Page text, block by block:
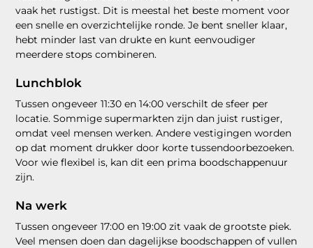
vaak het rustigst. Dit is meestal het beste moment voor
een snelle en overzichtelijke ronde. Je bent sneller klaar,
hebt minder last van drukte en kunt eenvoudiger
meerdere stops combineren.
Lunchblok
Tussen ongeveer 11:30 en 14:00 verschilt de sfeer per
locatie. Sommige supermarkten zijn dan juist rustiger,
omdat veel mensen werken. Andere vestigingen worden
op dat moment drukker door korte tussendoorbezoeken.
Voor wie flexibel is, kan dit een prima boodschappenuur
zijn.
Na werk
Tussen ongeveer 17:00 en 19:00 zit vaak de grootste piek.
Veel mensen doen dan dagelijkse boodschappen of vullen